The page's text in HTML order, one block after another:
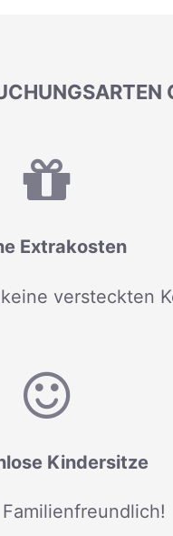
Extrakosten
versteckten
Kindersitze